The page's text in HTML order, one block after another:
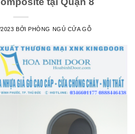
BỞIPHÒNG NGỦ CỬA GỖ